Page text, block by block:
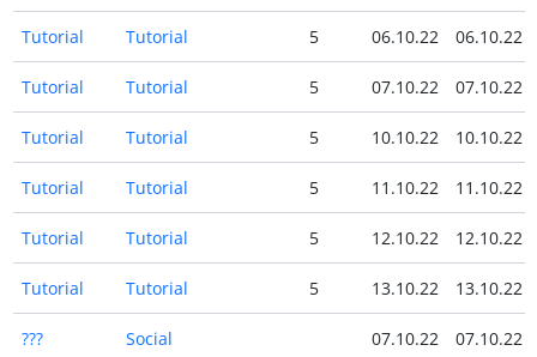
Tutorial Tutorial 5 06.10.22 06.10.22
Tutorial Tutorial 5 07.10.22 07.10.22
Tutorial Tutorial 5 10.10.22 10.10.22
Tutorial Tutorial 5 11.10.22 11.10.22
Tutorial Tutorial 5 12.10.22 12.10.22
Tutorial Tutorial 5 13.10.22 13.10.22
??? Social 07.10.22 07.10.22